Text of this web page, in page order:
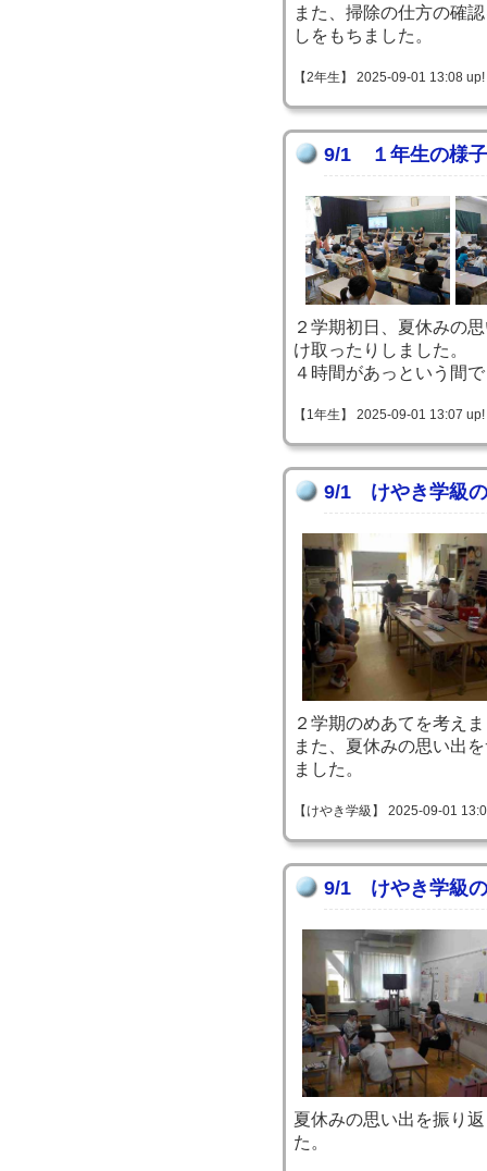
また、掃除の仕方の確
しをもちました。
【2年生】 2025-09-01 13:08 up!
9/1 １年生の様子
２学期初日、夏休みの
け取ったりしました。
４時間があっという間
【1年生】 2025-09-01 13:07 up!
9/1 けやき学級
２学期のめあてを考え
また、夏休みの思い出
ました。
【けやき学級】 2025-09-01
9/1 けやき学級
夏休みの思い出を振り
た。